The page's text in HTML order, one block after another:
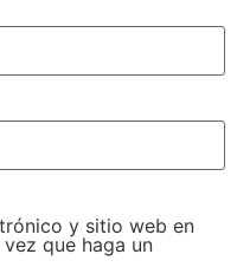
y sitio web en
que haga un